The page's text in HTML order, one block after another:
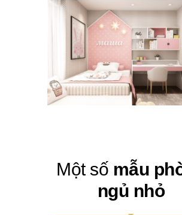
Một số mẫu
ngủ nhỏ